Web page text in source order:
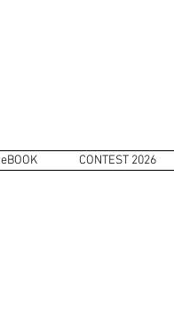
eBOOK CONTEST 2026